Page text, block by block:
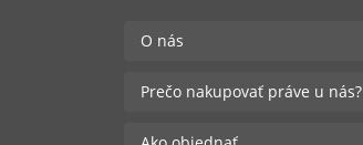
O nás
Prečo nakupovať práve u nás?